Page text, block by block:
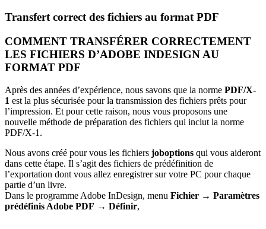
Transfert correct des fichiers au format PDF
COMMENT TRANSFÉRER CORRECTEMENT
LES FICHIERS D’ADOBE INDESIGN AU
FORMAT PDF
Après des années d’expérience, nous savons que la norme PDF/X-
1 est la plus sécurisée pour la transmission des fichiers prêts pour
l’impression. Et pour cette raison, nous vous proposons une
nouvelle méthode de préparation des fichiers qui inclut la norme
PDF/X-1.
Nous avons créé pour vous les fichiers joboptions qui vous aideront
dans cette étape. Il s’agit des fichiers de prédéfinition de
l’exportation dont vous allez enregistrer sur votre PC pour chaque
partie d’un livre.
Dans le programme Adobe InDesign, menu Fichier → Paramètres
prédéfinis Adobe PDF → Définir,